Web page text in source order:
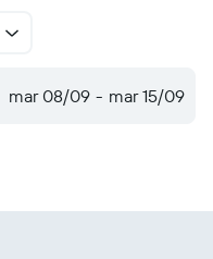
mar 08/09 - mar 15/09